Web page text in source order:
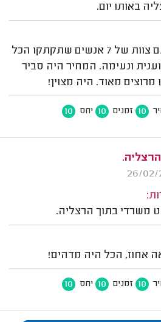
באותו יום.
סמי הגיע עם צוות של 7 אנשים שתקתקו הכל
ונעימה. המחיר היה סביר
מרוצים מאוד. היה מצוין!
10 זמנים 10 יחס 10
משרדי בתוך הרצליה.
אחוז, הכל היה מדהים!
10 זמנים 10 יחס 10